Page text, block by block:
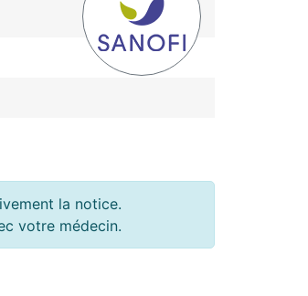
la notice.
votre médecin.